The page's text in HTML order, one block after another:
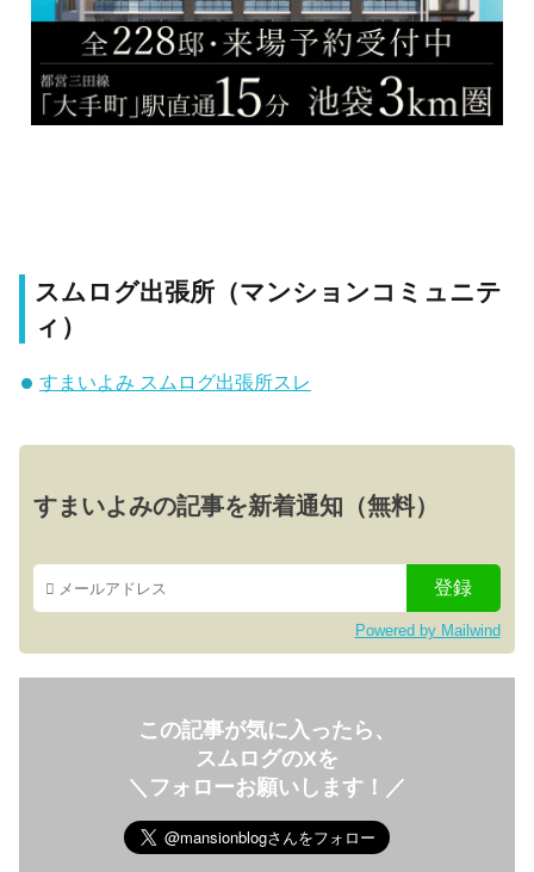
スムログ出張所（マンションコミュニテ
ィ）
すまいよみ スムログ出張所スレ
すまいよみの記事を新着通知（無料）
Powered by Mailwind
この記事が気に入ったら、
スムログのXを
＼フォローお願いします！／